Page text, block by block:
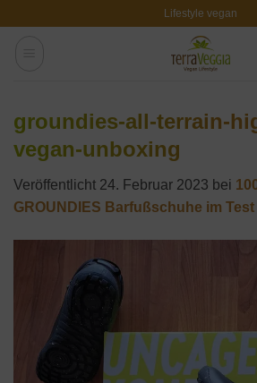
Lifestyle vegan
groundies-all-terrain-
vegan-unboxing
Veröffentlicht 24. Februar 2023 bei
GROUNDIES Barfußschuhe im Test